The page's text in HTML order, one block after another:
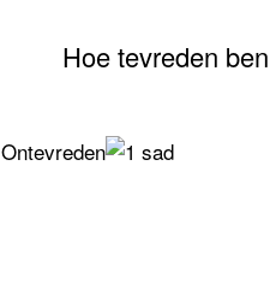
Hoe tevreden
Ontevreden